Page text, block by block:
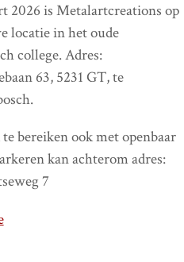
2026 is Metalartcreations op
locatie in het oude
college. Adres:
63, 5231 GT, te
bereiken ook met openbaar
kan achterom adres:
7